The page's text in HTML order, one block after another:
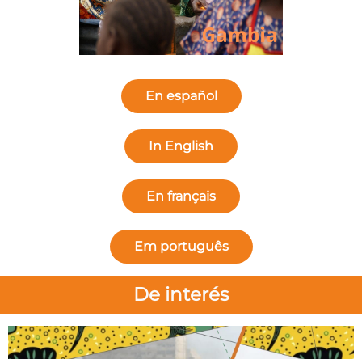
En español
In English
En français
Em português
De interés